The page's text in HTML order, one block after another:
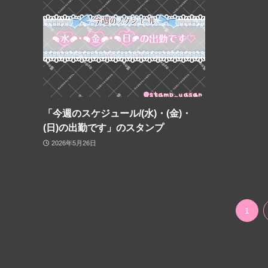
「今週のスケジュール/(水)・(金)・
(日)の出勤です」のスタンプ
2026年5月26日
1